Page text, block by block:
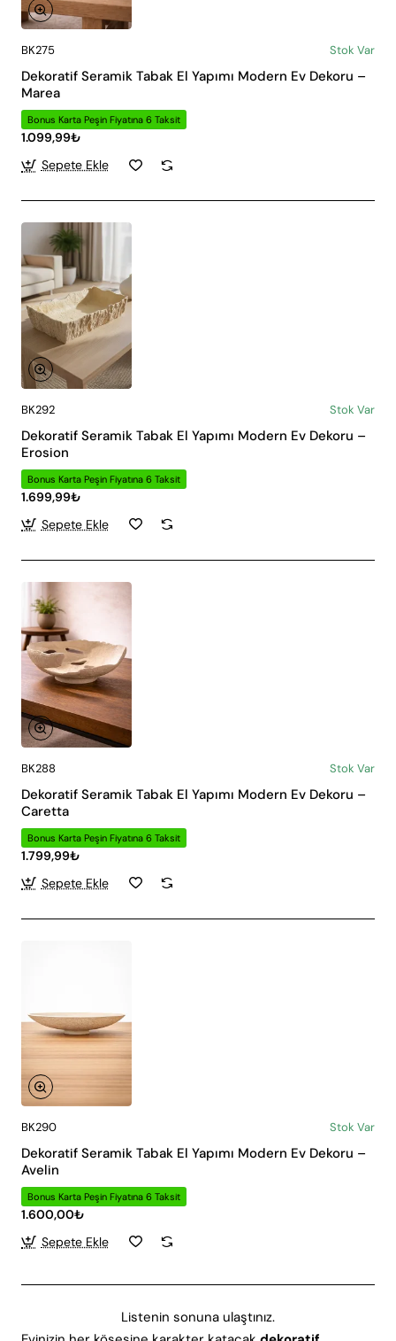
BK275 Stok Var
Dekoratif Seramik Tabak El Yapımı Modern Ev Dekoru –
Marea
Bonus Karta Peşin Fiyatına 6 Taksit
1.099,99₺
Sepete Ekle
BK292 Stok Var
Dekoratif Seramik Tabak El Yapımı Modern Ev Dekoru –
Erosion
Bonus Karta Peşin Fiyatına 6 Taksit
1.699,99₺
Sepete Ekle
BK288 Stok Var
Dekoratif Seramik Tabak El Yapımı Modern Ev Dekoru –
Caretta
Bonus Karta Peşin Fiyatına 6 Taksit
1.799,99₺
Sepete Ekle
BK290 Stok Var
Dekoratif Seramik Tabak El Yapımı Modern Ev Dekoru –
Avelin
Bonus Karta Peşin Fiyatına 6 Taksit
1.600,00₺
Sepete Ekle
Listenin sonuna ulaştınız.